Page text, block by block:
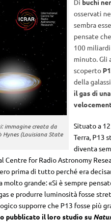
immagine creata da
Hynes (Louisiana State
Di buchi
osservati
sembra
pensate
100
minuto. Gli
scoperto
della
il gas di
Situato a
Terra, P13
diventa
Centre for Radio Astronomy
prima di tutto perché era
grande: «Si è sempre
e produrre luminosità fosse
supporre che P13 fosse più
pubblicato il loro studio su